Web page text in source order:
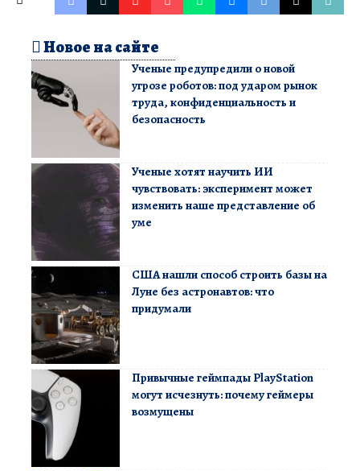
Новое на сайте
Ученые предупредили о новой
угрозе роботов: под ударом рынок
труда, конфиденциальность и
безопасность
Ученые хотят научить ИИ
чувствовать: эксперимент может
изменить наше представление об
уме
США нашли способ строить базы на
Луне без астронавтов: что
придумали
Привычные геймпады PlayStation
могут исчезнуть: почему геймеры
возмущены